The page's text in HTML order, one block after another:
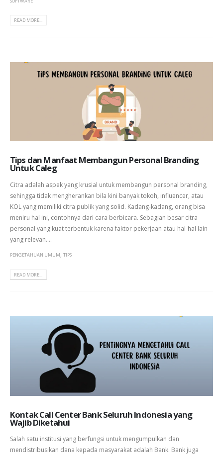
READ MORE...
Tips dan Manfaat Membangun Personal Branding
Untuk Caleg
Citra adalah aspek yang krusial untuk membangun personal branding,
sehingga tidak mengherankan bila kini banyak tokoh, influencer, atau
KOL yang memiliki citra publik yang solid. Kadang-kadang, orang bisa
meniru hal ini, contohnya dari cara berbicara. Sebagian besar citra
personal yang kuat terbentuk karena faktor pekerjaan atau hal-hal lain
yang relevan....
PENGETAHUAN UMUM, TIPS
READ MORE...
Kontak Call Center Bank Seluruh Indonesia yang
Wajib Diketahui
Salah satu institusi yang berfungsi untuk mengumpulkan dan
mendistribusikan dana kepada masyarakat adalah Bank. Bank juga